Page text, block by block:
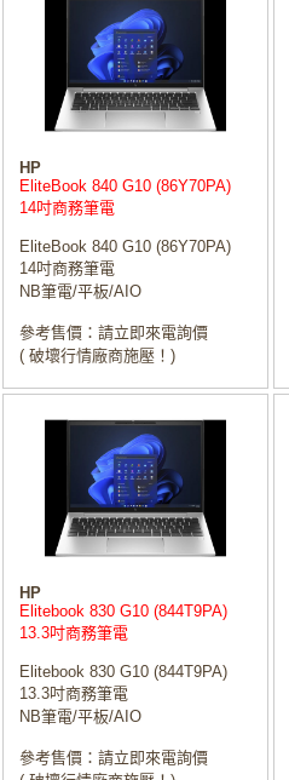
HP
EliteBook 840 G10 (86Y70PA)
14吋商務筆電
EliteBook 840 G10 (86Y70PA)
14吋商務筆電
NB筆電/平板/AIO
參考售價：請立即來電詢價
( 破壞行情廠商施壓！)
HP
Elitebook 830 G10 (844T9PA)
13.3吋商務筆電
Elitebook 830 G10 (844T9PA)
13.3吋商務筆電
NB筆電/平板/AIO
參考售價：請立即來電詢價